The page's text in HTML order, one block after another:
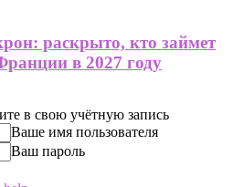
раскрыто, кто займет
в 2027 году
в свою учётную запись
Ваше имя пользователя
Ваш пароль